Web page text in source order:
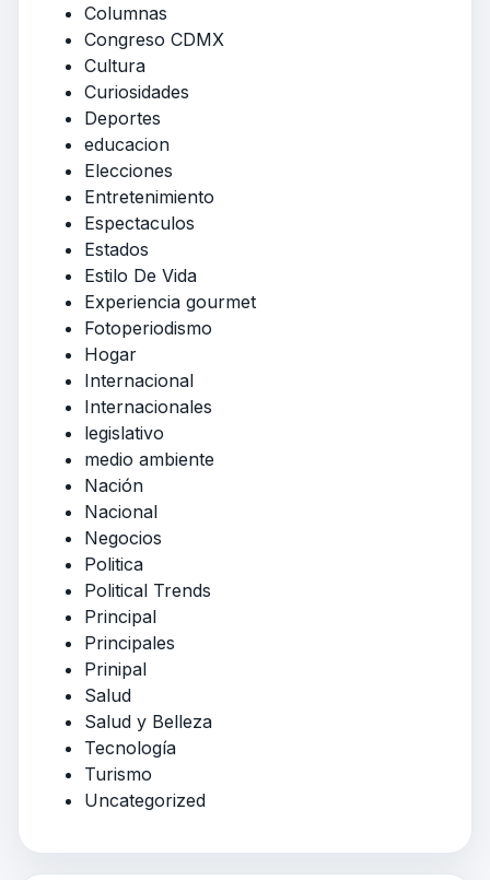
Columnas
Congreso CDMX
Cultura
Curiosidades
Deportes
educacion
Elecciones
Entretenimiento
Espectaculos
Estados
Estilo De Vida
Experiencia gourmet
Fotoperiodismo
Hogar
Internacional
Internacionales
legislativo
medio ambiente
Nación
Nacional
Negocios
Politica
Political Trends
Principal
Principales
Prinipal
Salud
Salud y Belleza
Tecnología
Turismo
Uncategorized